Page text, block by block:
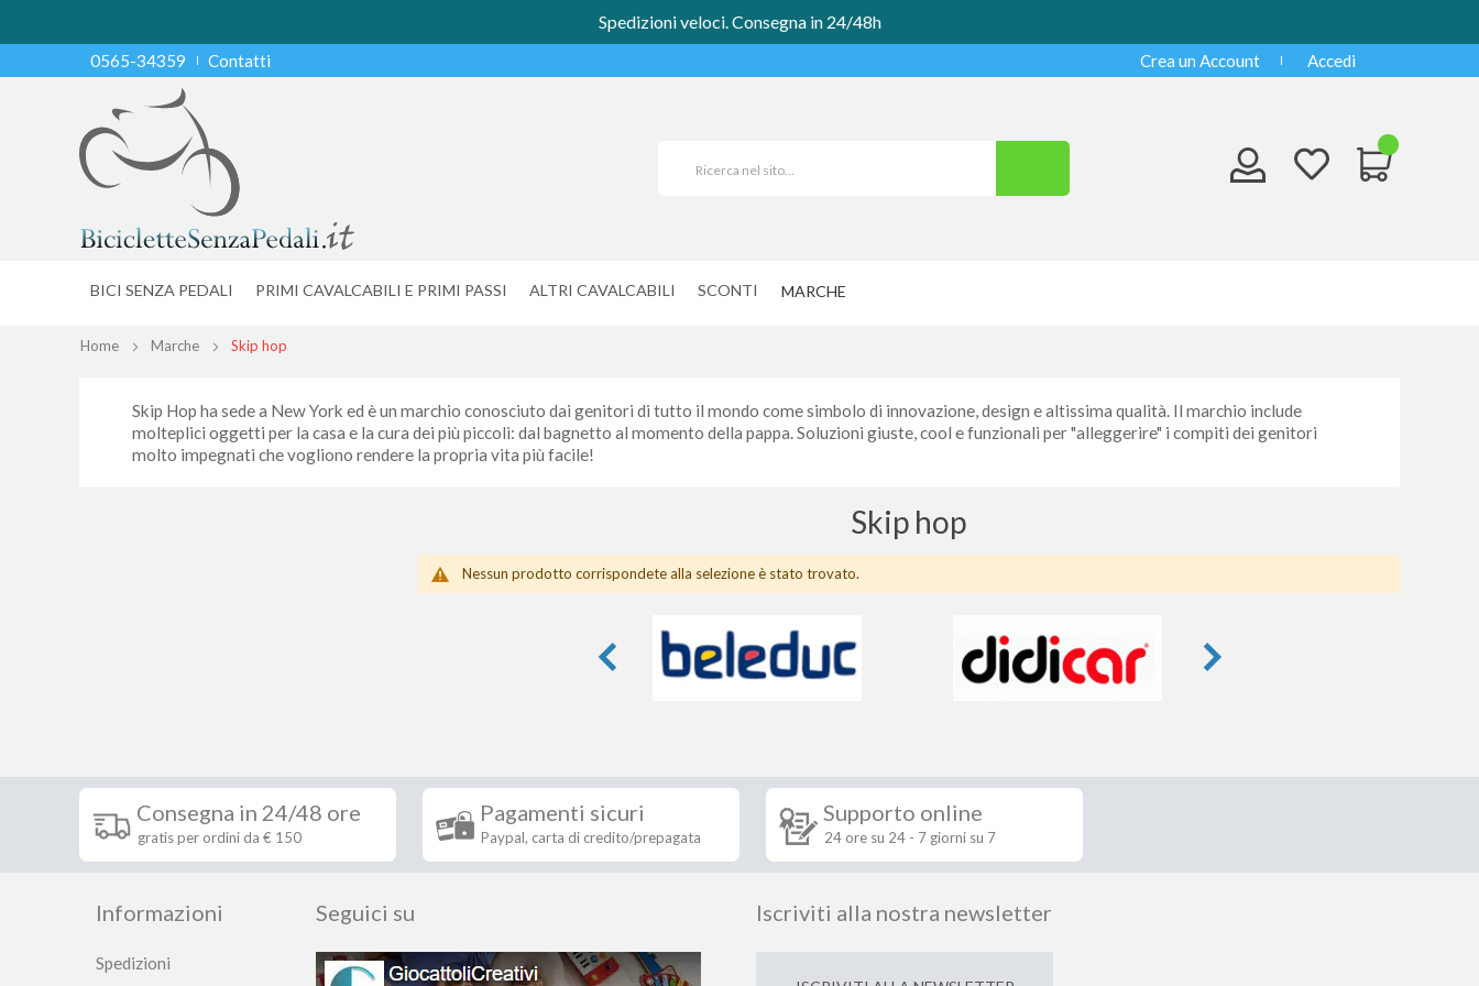
Spedizioni veloci. Consegna in 24/48h
0565-34359 Contatti Crea un Account Accedi
BICI SENZA PEDALI PRIMI CAVALCABILI E PRIMI PASSI ALTRI CAVALCABILI SCONTI MARCHE
Home Marche Skip hop
Skip Hop ha sede a New York ed è un marchio conosciuto dai genitori di tutto il mondo come simbolo di innovazione, design e altissima qualità. Il marchio include
molteplici oggetti per la casa e la cura dei più piccoli: dal bagnetto al momento della pappa. Soluzioni giuste, cool e funzionali per "alleggerire" i compiti dei genitori
molto impegnati che vogliono rendere la propria vita più facile!
Skip hop
Nessun prodotto corrispondete alla selezione è stato trovato.
Consegna in 24/48 ore
gratis per ordini da € 150
Pagamenti sicuri
Paypal, carta di credito/prepagata
Supporto online
24 ore su 24 - 7 giorni su 7
Informazioni
Spedizioni
Seguici su Iscriviti alla nostra newsletter